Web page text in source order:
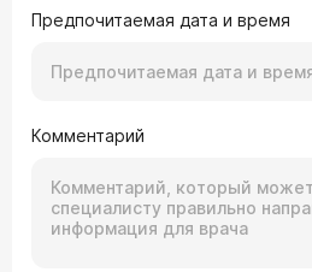
Предпочитаемая дата и время
Комментарий